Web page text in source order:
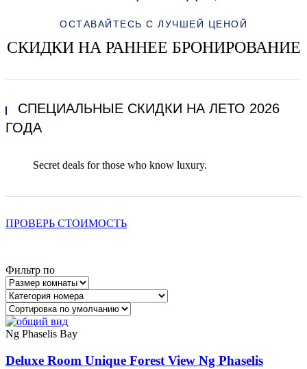
ОСТАВАЙТЕСЬ С ЛУЧШЕЙ ЦЕНОЙ
СКИДКИ НА РАННЕЕ БРОНИРОВАНИЕ
СПЕЦИАЛЬНЫЕ СКИДКИ НА ЛЕТО 2026
ГОДА
Secret deals for those who know luxury.
ПРОВЕРЬ СТОИМОСТЬ
Фильтр по
Ng Phaselis Bay
Deluxe Room Unique Forest View Ng Phaselis